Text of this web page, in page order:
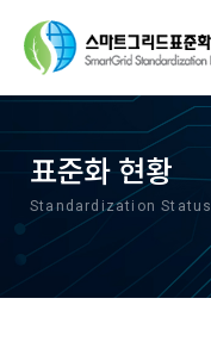
표준화 현황
Standardization Status